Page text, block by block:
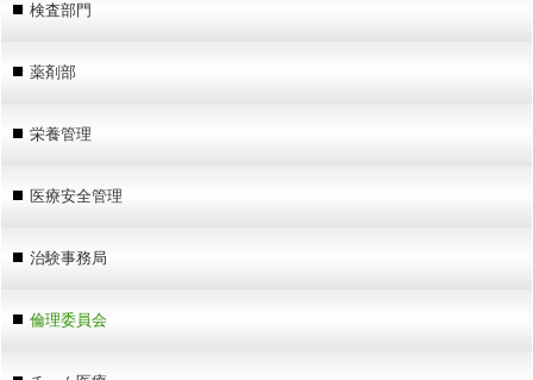
検査部門
薬剤部
栄養管理
医療安全管理
治験事務局
倫理委員会